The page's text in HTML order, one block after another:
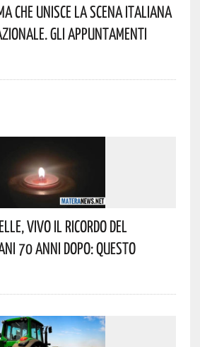
Che Unisce La Scena Italiana
Gli Appuntamenti
Vivo Il Ricordo Del
70 Anni Dopo: Questo